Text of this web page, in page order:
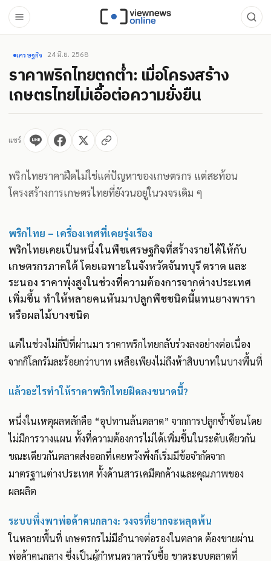
เศรษฐกิจ 24 มิ.ย. 2568
ราคาพริกไทยตกต่ำ: เมื่อโครงสร้าง
เกษตรไทยไม่เอื้อต่อความยั่งยืน
แชร์
พริกไทยราคาฝืดไม่ใช่แค่ปัญหาของเกษตรกร แต่สะท้อน
โครงสร้างการเกษตรไทยที่ยังวนอยู่ในวงจรเดิม ๆ
พริกไทย – เครื่องเทศที่เคยรุ่งเรือง
พริกไทยเคยเป็นหนึ่งในพืชเศรษฐกิจที่สร้างรายได้ให้กับ
เกษตรกรภาคใต้ โดยเฉพาะในจังหวัดจันทบุรี ตราด และ
ระนอง ราคาพุ่งสูงในช่วงที่ความต้องการจากต่างประเทศ
เพิ่มขึ้น ทำให้หลายคนหันมาปลูกพืชชนิดนี้แทนยางพารา
หรือผลไม้บางชนิด
แต่ในช่วงไม่กี่ปีที่ผ่านมา ราคาพริกไทยกลับร่วงลงอย่างต่อเนื่อง
จากกิโลกรัมละร้อยกว่าบาท เหลือเพียงไม่ถึงห้าสิบบาทในบางพื้นที่
แล้วอะไรทำให้ราคาพริกไทยฝืดลงขนาดนี้?
หนึ่งในเหตุผลหลักคือ “อุปทานล้นตลาด” จากการปลูกซ้ำซ้อนโดย
ไม่มีการวางแผน ทั้งที่ความต้องการไม่ได้เพิ่มขึ้นในระดับเดียวกัน
ขณะเดียวกันตลาดส่งออกที่เคยหวังพึ่งก็เริ่มมีข้อจำกัดจาก
มาตรฐานต่างประเทศ ทั้งด้านสารเคมีตกค้างและคุณภาพของ
ผลผลิต
ระบบพึ่งพาพ่อค้าคนกลาง: วงจรที่ยากจะหลุดพ้น
ในหลายพื้นที่ เกษตรกรไม่มีอำนาจต่อรองในตลาด ต้องขายผ่าน
พ่อค้าคนกลาง ซึ่งเป็นผู้กำหนดราคารับซื้อ ขาดระบบตลาดที่